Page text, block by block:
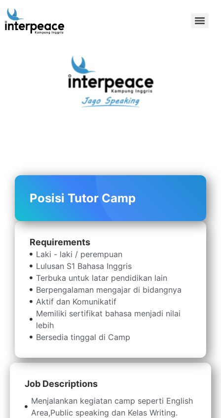
Kampung Inggris Pare
Kediri: Pusat Info Kursus
Terbaik, Biaya
Terjangkau, Asrama,
Speaking Daftar
Sekarang!
Metode pembelajaran yang efektif
Pengajar yang berpengalaman dan profesional
Fasilitas yang lengkap dan modern
Komunitas yang positif dan suportif
Posisi Tutor Camp
Requirements
Laki - laki / perempuan
Lulusan S1 Bahasa Inggris
Terbuka untuk latar pendidikan lain
Berpengalaman mengajar di bidangnya
Aktif dan Komunikatif
Memiliki sertifikat bahasa menjadi nilai
lebih
Bersedia tinggal di Camp
Job Descriptions
Menjalankan kegiatan camp seperti English
Area,Public speaking dan Kelas Writing.